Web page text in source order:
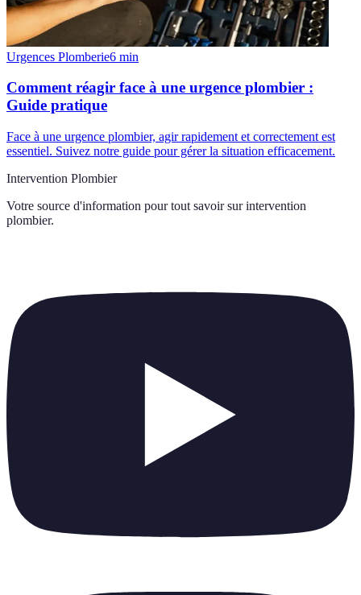
Urgences Plomberie6 min
Comment réagir face à une urgence plombier :
Guide pratique
Face à une urgence plombier, agir rapidement et correctement est
essentiel. Suivez notre guide pour gérer la situation efficacement.
Intervention Plombier
Votre source d'information pour tout savoir sur intervention
plombier.